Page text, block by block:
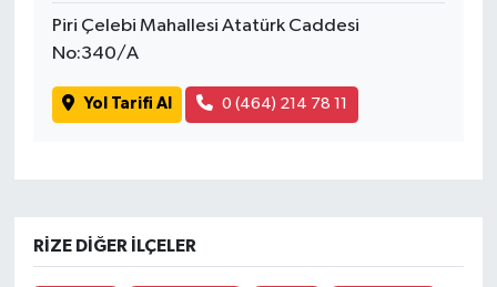
Piri Çelebi Mahallesi Atatürk Caddesi
No:340/A
Yol Tarifi Al 0 (464) 214 78 11
RIZE DIĞER İLÇELER